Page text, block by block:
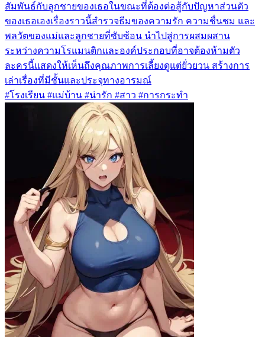
สัมพันธ์กับลูกชายของเธอในขณะที่ต้องต่อสู้กับปัญหาส่วนตัว
ของเธอเองเรื่องราวนี้สำรวจธีมของความรัก ความชื่นชม และ
พลวัตของแม่และลูกชายที่ซับซ้อน นำไปสู่การผสมผสาน
ระหว่างความโรแมนติกและองค์ประกอบที่อาจต้องห้ามตัว
ละครนี้แสดงให้เห็นถึงคุณภาพการเลี้ยงดูแต่ยั่วยวน สร้างการ
เล่าเรื่องที่มีชั้นและประจุทางอารมณ์
#โรงเรียน #แม่บ้าน #น่ารัก #สาว #การกระทำ